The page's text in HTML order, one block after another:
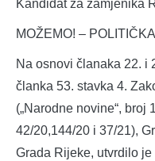
Kandidat za zamjenika
MOŽEMO! –
Na osnovi članaka 22. i
članka 53. stavka 4.
(„Narodne novine“, broj
42/20,144/20 i 37/21),
Grada Rijeke, utvrdilo